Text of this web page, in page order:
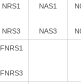
NRS1
NRS3
NAS1
NAS3
FNRS1
FNRS3